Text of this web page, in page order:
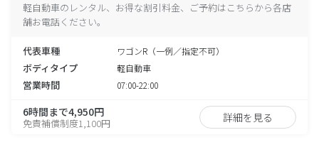
軽自動車のレンタル、お得な割引料金、ご予約はこちらから各店
舗お電話ください。
代表車種 ワゴンR（一例／指定不可）
ボディタイプ 軽自動車
営業時間 07:00-22:00
6時間まで4,950円
免責補償制度1,100円 詳細を見る